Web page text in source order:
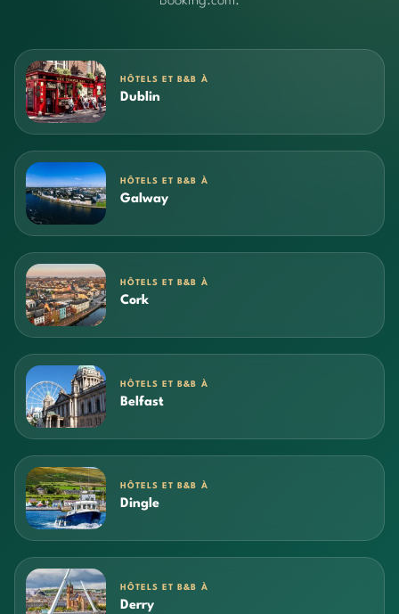
HÔTELS ET B&B À
Dublin
HÔTELS ET B&B À
Galway
HÔTELS ET B&B À
Cork
HÔTELS ET B&B À
Belfast
HÔTELS ET B&B À
Dingle
HÔTELS ET B&B À
Derry